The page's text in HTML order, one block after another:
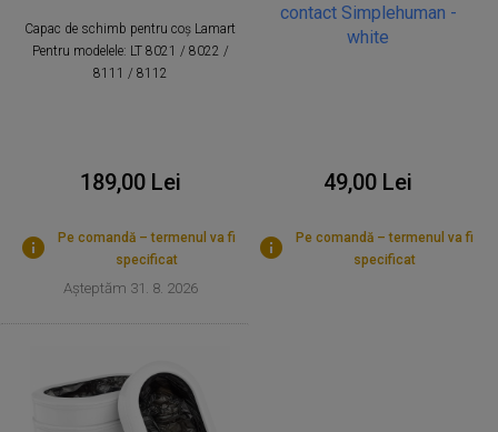
Capac de schimb pentru coș Lamart
Pentru modelele: LT 8021 / 8022 /
8111 / 8112
189,00 Lei
Pe comandă – termenul va fi
specificat
Așteptăm 31. 8. 2026
contact Simplehuman -
white
49,00 Lei
Pe comandă – termenul va fi
specificat